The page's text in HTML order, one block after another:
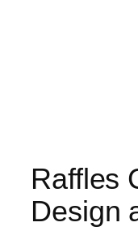
Raffles
Design